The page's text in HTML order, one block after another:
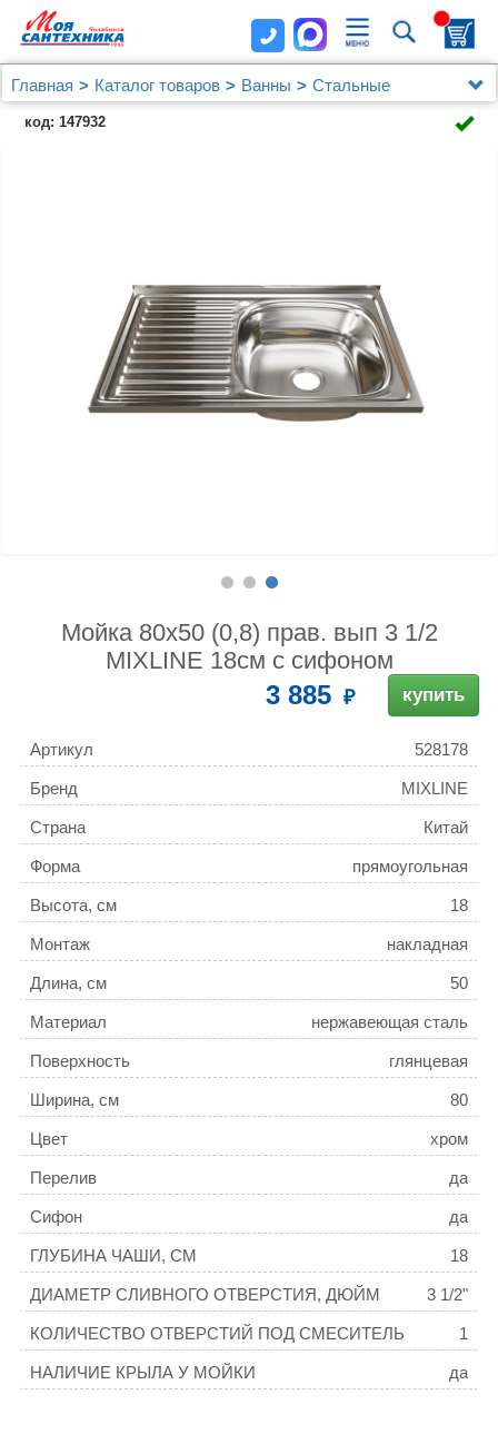
Главная Каталог товаров Ванны
Стальные
Мойка 80х50 (0,8) прав. вып 3 1/2 MIXLINE 18см с
сифоном
код: 147932
Мойка 80х50 (0,8) прав. вып 3 1/2
MIXLINE 18см с сифоном
3 885 купить
Артикул 528178
Бренд MIXLINE
Страна Китай
Форма прямоугольная
Высота, см 18
Монтаж накладная
Длина, см 50
Материал нержавеющая сталь
Поверхность глянцевая
Ширина, см 80
Цвет хром
Перелив да
Сифон да
ГЛУБИНА ЧАШИ, СМ 18
ДИАМЕТР СЛИВНОГО ОТВЕРСТИЯ, ДЮЙМ 3 1/2"
КОЛИЧЕСТВО ОТВЕРСТИЙ ПОД СМЕСИТЕЛЬ 1
НАЛИЧИЕ КРЫЛА У МОЙКИ да